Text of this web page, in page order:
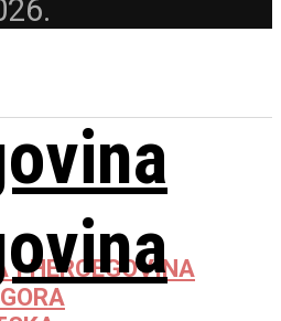
I HERCEGOVINA